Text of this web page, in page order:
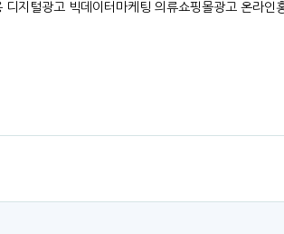
지털광고 빅데이터마케팅 의류쇼핑몰광고 온라인